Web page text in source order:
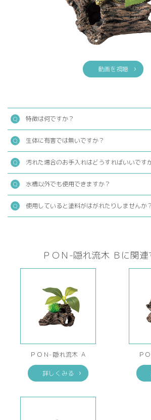
動画を視聴
特徴は何ですか？
生体に有害では無いですか？
汚れた場合のお手入れはどうすればいいです
水槽以外でも使用できますか？
使用していると塗料がはがれたりしませんか？
ＰＯＮ-隠れ流木 Ｂに関
ＰＯＮ-隠れ流木 Ａ
詳しくみる
Ｐ